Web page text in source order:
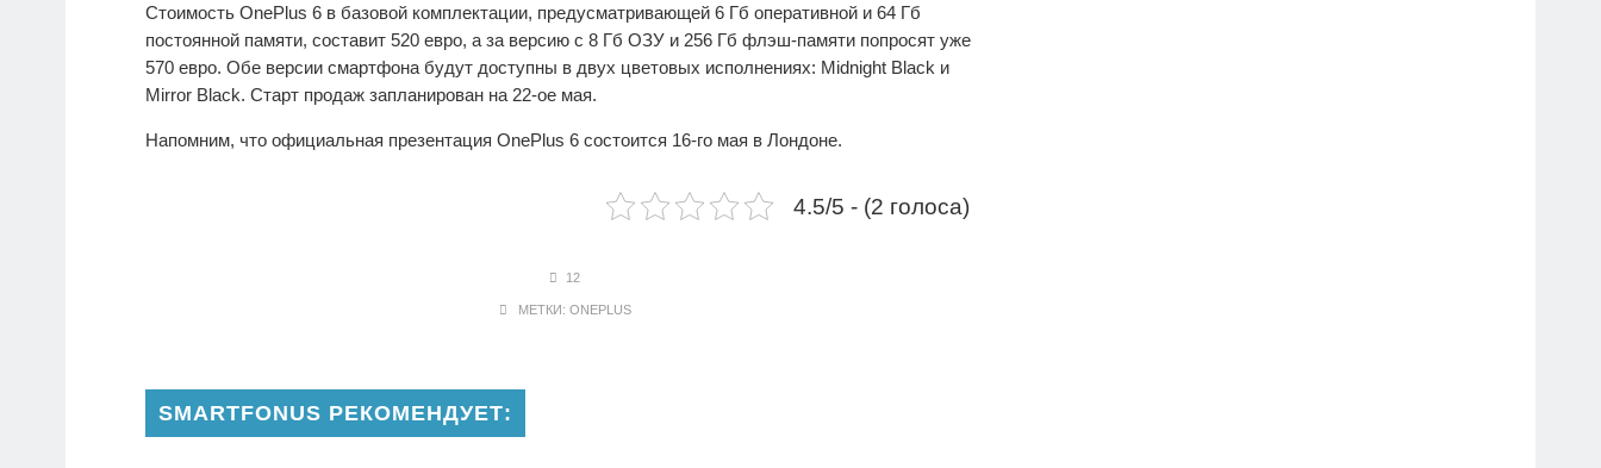
Стоимость OnePlus 6 в базовой комплектации, предусматривающей 6 Гб оперативной и 64 Гб
постоянной памяти, составит 520 евро, а за версию с 8 Гб ОЗУ и 256 Гб флэш-памяти попросят уже
570 евро. Обе версии смартфона будут доступны в двух цветовых исполнениях: Midnight Black и
Mirror Black. Старт продаж запланирован на 22-ое мая.
Напомним, что официальная презентация OnePlus 6 состоится 16-го мая в Лондоне.
4.5/5 - (2 голоса)
12
МЕТКИ: ONEPLUS
SMARTFONUS РЕКОМЕНДУЕТ: